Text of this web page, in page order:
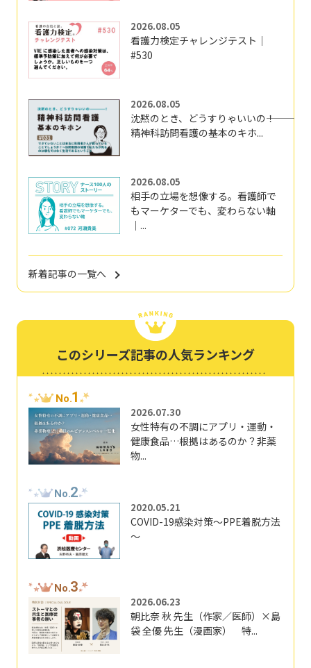
2026.08.05
看護力検定チャレンジテスト｜
#530
2026.08.05
沈黙のとき、どうすりゃいいの―――！
精神科訪問看護の基本のキホ...
2026.08.05
相手の立場を想像する。看護師で
もマーケターでも、変わらない軸
｜...
新着記事の一覧へ
このシリーズ記事の人気ランキング
No.1
2026.07.30
女性特有の不調にアプリ・運動・
健康食品…根拠はあるのか？非薬
物...
No.2
2020.05.21
COVID-19感染対策～PPE着脱方法
～
No.3
2026.06.23
朝比奈 秋 先生（作家／医師）×島
袋 全優 先生（漫画家） 特...